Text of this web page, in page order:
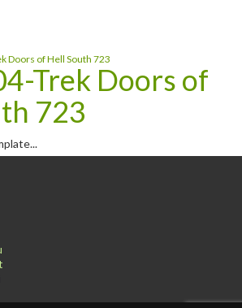
Doors of Hell South 723
Trek Doors of
723